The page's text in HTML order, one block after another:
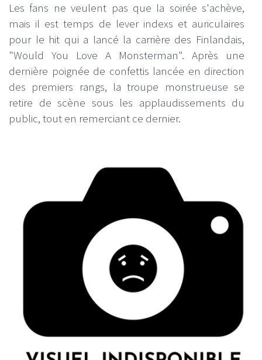
Les fans ne veulent pas que la soirée s'achève,
mais il est temps de lever indexs et auriculaires
pour le hit qui a lancé la carrière des Finlandais,
"Would You Love A Monsterman". Après une
dernière poignée de confettis lancée en direction
des premiers rangs, la troupe monstrueuse se
retire de scène sous les applaudissements du
public, tout en remerciant ce dernier.